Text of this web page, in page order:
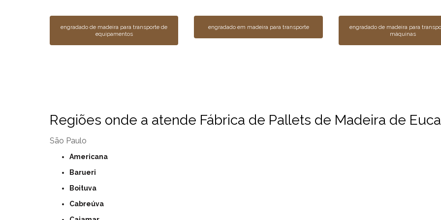
engradado de madeira para transporte de
equipamentos
engradado em madeira para transporte
engradado de madeira para
máquinas
Regiões onde a atende Fábrica de Pallets de Madeira de
São Paulo
Americana
Barueri
Boituva
Cabreúva